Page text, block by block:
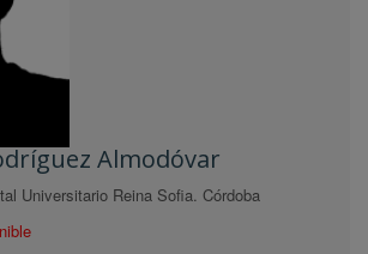
Almodóvar
Universitario Reina Sofia. Córdoba